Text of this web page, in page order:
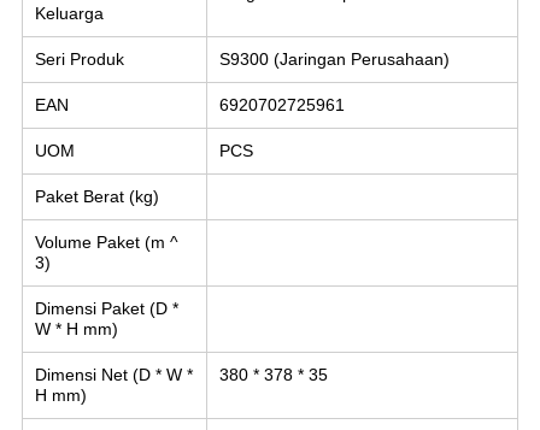
Keluarga
Seri Produk S9300 (Jaringan Perusahaan)
EAN 6920702725961
UOM PCS
Paket Berat (kg)
Volume Paket (m ^
3)
Dimensi Paket (D *
W * H mm)
Dimensi Net (D * W *
H mm)
380 * 378 * 35